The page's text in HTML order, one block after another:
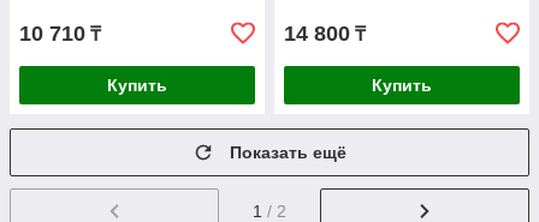
10 710 ₸
Купить
14 800 ₸
Купить
Показать ещё
1 / 2